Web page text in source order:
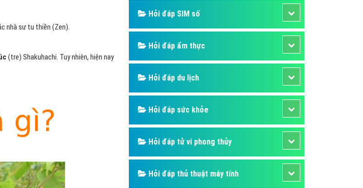
Hỏi đáp quảng cáo TVC
Hỏi đáp quảng cáo Skype
Hỏi đáp Domain & Hosting
Hỏi đáp viết bài Marketing
Quảng cáo Youtube
Dịch vụ quảng cáo Youtube
nhà sư tu thiền (Zen).
(tre) Shakuhachi. Tuy nhiên, hiện nay
Hỏi đáp SIM số
Hỏi đáp ẩm thực
Hỏi đáp du lịch
Hỏi đáp sức khỏe
Hỏi đáp tử vi phong thủy
Hỏi đáp thủ thuật máy tính